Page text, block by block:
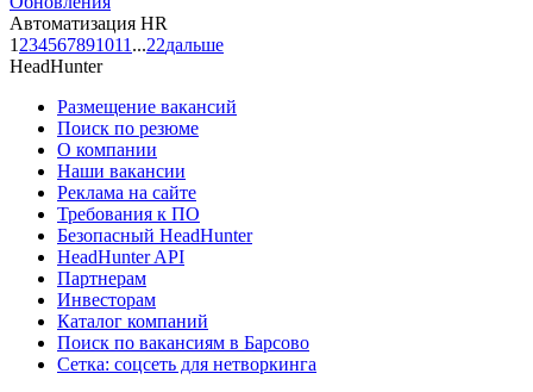
Автоматизация HR
1 234567891011 ...22дальше
HeadHunter
Размещение вакансий
Поиск по резюме
О компании
Наши вакансии
Реклама на сайте
Требования к ПО
Безопасный HeadHunter
HeadHunter API
Партнерам
Инвесторам
Каталог компаний
Поиск по вакансиям в Барсово
Сетка: соцсеть для нетворкинга